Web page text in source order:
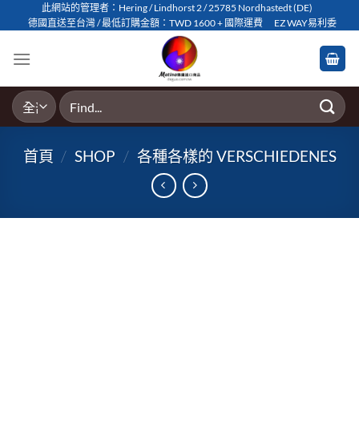
to
此網站的管理者：Hering / Lindhorst 2 / 25785 Nordhastedt (DE)
德國直送至台灣 / 最低訂購金額：TWD 1600 + 國際運費
EZ WAY易利委
搜
尋
鍵
首頁 / SHOP / 各種各樣的 VERSCHIEDENES